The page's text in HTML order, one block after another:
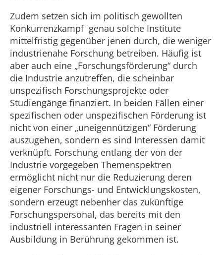
Zudem setzen sich im politisch gewollten
Konkurrenzkampf genau solche Institute
mittelfristig gegenüber jenen durch, die weniger
industrienahe Forschung betreiben. Häufig ist
aber auch eine „Forschungsförderung“ durch
die Industrie anzutreffen, die scheinbar
unspezifisch Forschungsprojekte oder
Studiengänge finanziert. In beiden Fällen einer
spezifischen oder unspezifischen Förderung ist
nicht von einer „uneigennützigen“ Förderung
auszugehen, sondern es sind Interessen damit
verknüpft. Forschung entlang der von der
Industrie vorgegeben Themenspektren
ermöglicht nicht nur die Reduzierung deren
eigener Forschungs- und Entwicklungskosten,
sondern erzeugt nebenher das zukünftige
Forschungspersonal, das bereits mit den
industriell interessanten Fragen in seiner
Ausbildung in Berührung gekommen ist.